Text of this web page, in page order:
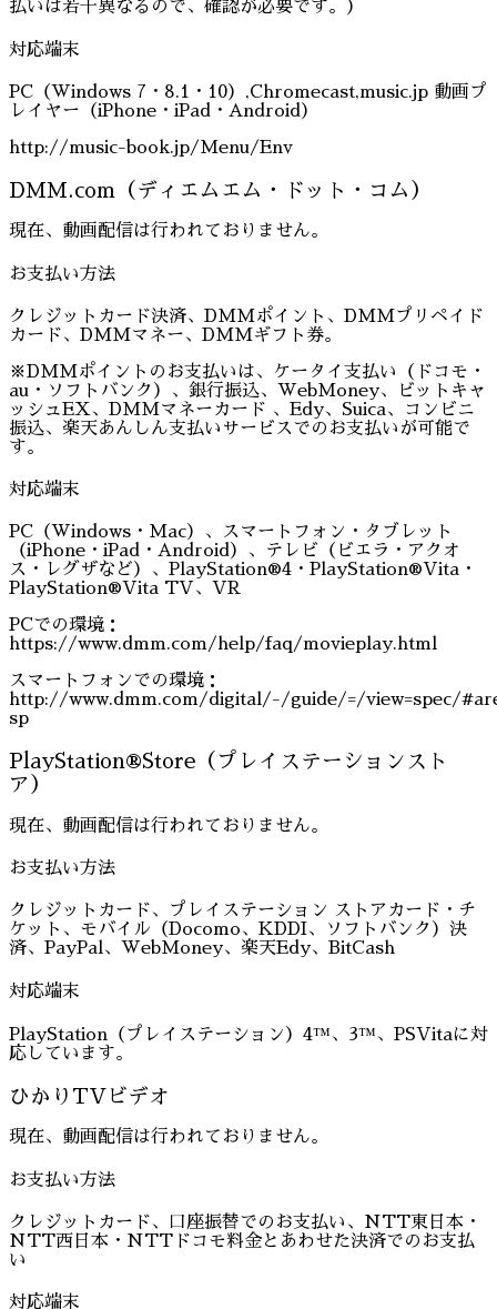
払いは若干異なるので、確認が必要です。）
対応端末
PC（Windows 7・8.1・10）,Chromecast,music.jp 動画プ
レイヤー（iPhone・iPad・Android）
http://music-book.jp/Menu/Env
DMM.com（ディエムエム・ドット・コム）
現在、動画配信は行われておりません。
お支払い方法
クレジットカード決済、DMMポイント、DMMプリペイド
カード、DMMマネー、DMMギフト券。
※DMMポイントのお支払いは、ケータイ支払い（ドコモ・
au・ソフトバンク）、銀行振込、WebMoney、ビットキャ
ッシュEX、DMMマネーカード 、Edy、Suica、コンビニ
振込、楽天あんしん支払いサービスでのお支払いが可能で
す。
対応端末
PC（Windows・Mac）、スマートフォン・タブレット
（iPhone・iPad・Android）、テレビ（ビエラ・アクオ
ス・レグザなど）、PlayStation®4・PlayStation®Vita・
PlayStation®Vita TV、VR
PCでの環境：
https://www.dmm.com/help/faq/movieplay.html
スマートフォンでの環境：
http://www.dmm.com/digital/-/guide/=/view=spec/
sp
PlayStation®Store（プレイステーションスト
ア）
現在、動画配信は行われておりません。
お支払い方法
クレジットカード、プレイステーション ストアカード・チ
ケット、モバイル（Docomo、KDDI、ソフトバンク）決
済、PayPal、WebMoney、楽天Edy、BitCash
対応端末
PlayStation（プレイステーション）4™、3™、PSVitaに対
応しています。
ひかりTVビデオ
現在、動画配信は行われておりません。
お支払い方法
クレジットカード、口座振替でのお支払い、NTT東日本・
NTT西日本・NTTドコモ料金とあわせた決済でのお支払
い
対応端末